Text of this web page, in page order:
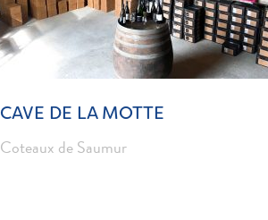
CAVE DE LA MOTTE
Coteaux de Saumur